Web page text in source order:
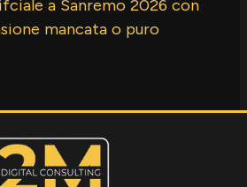
a Sanremo 2026 con
mancata o puro